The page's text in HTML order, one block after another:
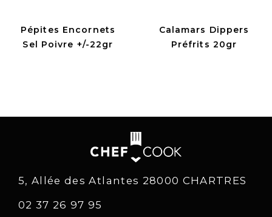
Pépites Encornets
Sel Poivre +/-22gr
Calamars Dippers
Préfrits 20gr
5, Allée des Atlantes 28000 CHARTRES
02 37 26 97 95